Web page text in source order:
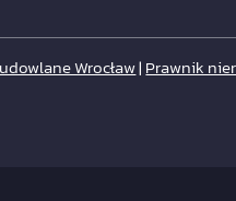
Wrocław| Prawnik